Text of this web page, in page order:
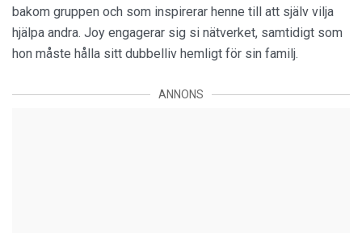
bakom gruppen och som inspirerar henne till att själv vilja
hjälpa andra. Joy engagerar sig si nätverket, samtidigt som
hon måste hålla sitt dubbelliv hemligt för sin familj.
ANNONS